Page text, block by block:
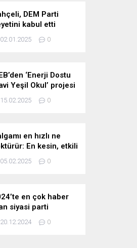
DEM Parti
kabul etti
02.01.2025 0
‘Enerji Dostu
Yeşil Okul’ projesi
15.02.2025 0
en hızlı ne
En kesin, etkili
çabuk balgam
kür!
05.02.2025 0
en çok haber
siyasi parti
Zirvedeki isim
attı
20.12.2024 0